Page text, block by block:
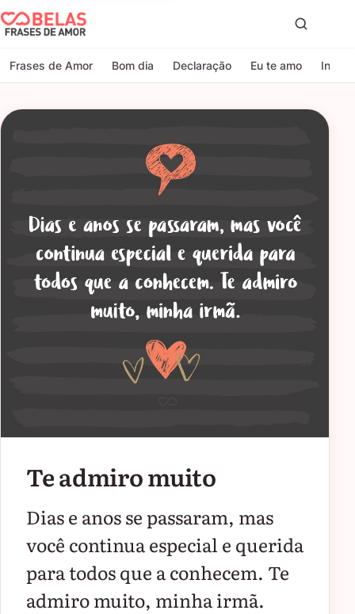
Belas Frases de Amor
Frases de Amor Bom dia Declaração Eu te amo
Te admiro muito
Dias e anos se passaram, mas
você continua especial e querida
para todos que a conhecem. Te
admiro muito, minha irmã.